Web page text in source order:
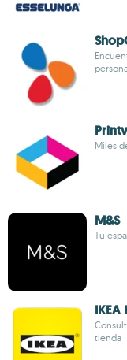
Miles
M&S
Tu
IKEA
tienda